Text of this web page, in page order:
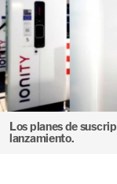
Los planes de
lanzamiento.